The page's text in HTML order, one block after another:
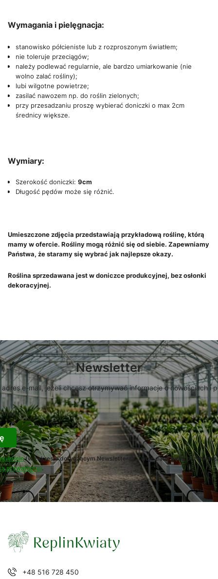
Wymagania i pielęgnacja:
stanowisko półcieniste lub z rozproszonym światłem;
nie toleruje przeciągów;
należy podlewać regularnie, ale bardzo umiarkowanie (nie
wolno zalać rośliny);
lubi wilgotne powietrze;
zasilać nawozem np. do roślin zielonych;
przy przesadzaniu proszę wybierać doniczki o max 2cm
średnicy większe.
Wymiary:
Szerokość doniczki: 9cm
Długość pędów może się różnić.
Umieszczone zdjęcia przedstawiają przykładową roślinę, którą
mamy w ofercie. Rośliny mogą różnić się od siebie. Zapewniamy
Państwa, że staramy się wybrać jak najlepsze okazy.
Roślina sprzedawana jest w doniczce produkcyjnej, bez osłonki
dekoracyjnej.
Newsletter
adres e-mail, jeżeli chcesz otrzymywać informacje o nowościach i
mail
(w zakresie dotyczącym Newslettera). Twoje dane będą
prywatności.
+48 516 728 450